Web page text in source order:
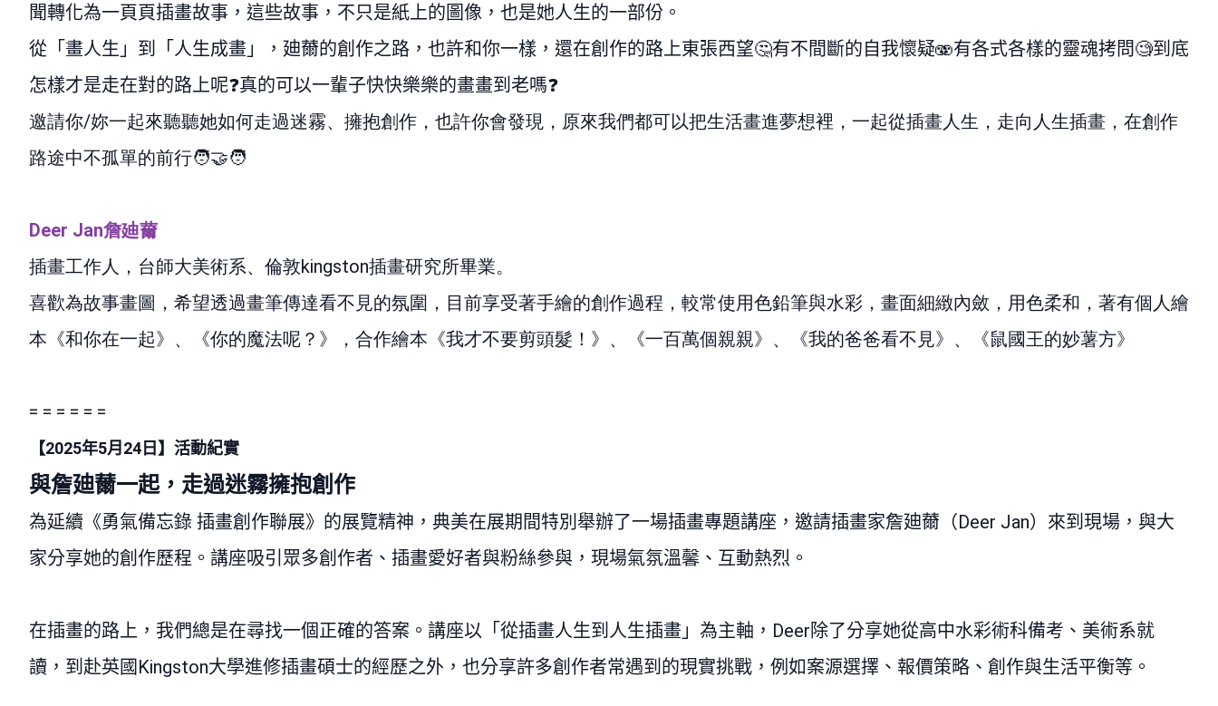
聞轉化為一頁頁插畫故事，這些故事，不只是紙上的圖像，也是她人生的一部份。
從「畫人生」到「人生成畫」，廸薾的創作之路，也許和你一樣，還在創作的路上東張西望🤔有不間斷的自我懷疑🫨有各式各樣的靈魂拷問🧐到底
怎樣才是走在對的路上呢❓真的可以一輩子快快樂樂的畫畫到老嗎❓
邀請你/妳一起來聽聽她如何走過迷霧、擁抱創作，也許你會發現，原來我們都可以把生活畫進夢想裡，一起從插畫人生，走向人生插畫，在創作
路途中不孤單的前行🧑
Deer Jan詹廸薾
插畫工作人，台師大美術系、倫敦kingston插畫研究所畢業。
喜歡為故事畫圖，希望透過畫筆傳達看不見的氛圍，目前享受著手繪的創作過程，較常使用色鉛筆與水彩，畫面細緻內斂，用色柔和，著有個人繪
本《和你在一起》、《你的魔法呢？》，合作繪本《我才不要剪頭髮！》、《一百萬個親親》、《我的爸爸看不見》、《鼠國王的妙薯方》
= = = = = =
【2025年5月 24 日】活動紀實
與詹廸薾一起，走過迷霧擁抱創作
為延續《勇氣備忘錄 插畫創作聯展》的展覽精神，典美在展期間特別舉辦了一場插畫專題講座，邀請插畫家詹廸薾（Deer Jan）來到現場，與大
家分享她的創作歷程。講座吸引眾多創作者、插畫愛好者與粉絲參與，現場氣氛溫馨、互動熱烈。
在插畫的路上，我們總是在尋找一個正確的答案。講座以「從插畫人生到人生插畫」為主軸， Deer除了分享她從高中水彩術科備考、美術系就
讀，到赴英國 Kingston大學進修插畫碩士的經歷之外，也分享許多創作者常遇到的現實挑戰，例如案源選擇、報價策略、創作與生活平衡等。